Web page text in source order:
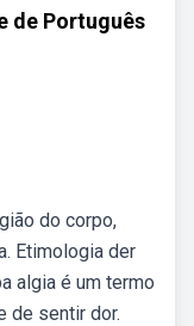
de Português
do corpo,
Etimologia der
algia é um termo
de sentir dor.